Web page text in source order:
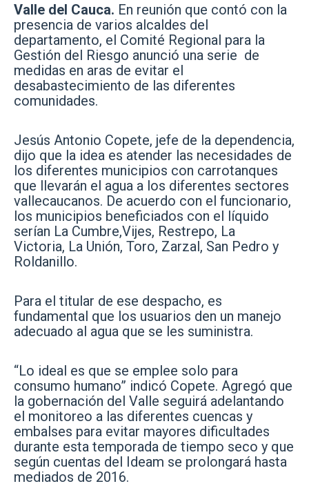
Valle del Cauca. En reunión que contó con la
presencia de varios alcaldes del
departamento, el Comité Regional para la
Gestión del Riesgo anunció una serie de
medidas en aras de evitar el
desabastecimiento de las diferentes
comunidades.
Jesús Antonio Copete, jefe de la dependencia,
dijo que la idea es atender las necesidades de
los diferentes municipios con carrotanques
que llevarán el agua a los diferentes sectores
vallecaucanos. De acuerdo con el funcionario,
los municipios beneficiados con el líquido
serían La Cumbre,Vijes, Restrepo, La
Victoria, La Unión, Toro, Zarzal, San Pedro y
Roldanillo.
Para el titular de ese despacho, es
fundamental que los usuarios den un manejo
adecuado al agua que se les suministra.
“Lo ideal es que se emplee solo para
consumo humano” indicó Copete. Agregó que
la gobernación del Valle seguirá adelantando
el monitoreo a las diferentes cuencas y
embalses para evitar mayores dificultades
durante esta temporada de tiempo seco y que
según cuentas del Ideam se prolongará hasta
mediados de 2016.